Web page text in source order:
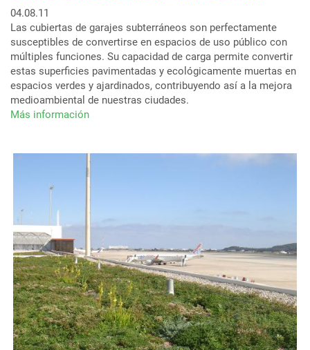
04.08.11
Las cubiertas de garajes subterráneos son perfectamente
susceptibles de convertirse en espacios de uso público con
múltiples funciones. Su capacidad de carga permite convertir
estas superficies pavimentadas y ecológicamente muertas en
espacios verdes y ajardinados, contribuyendo así a la mejora
medioambiental de nuestras ciudades.
Más información
elemento
de
subterráneos
ofrece
más
seguridad
y
mejor
drenaje.